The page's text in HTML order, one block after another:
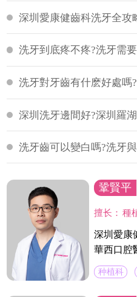
深圳愛康健齒科洗牙全攻
洗牙到底疼不疼?洗牙需
洗牙對牙齒有什麽好處嗎
深圳洗牙邊間好?深圳羅
洗牙齒可以變白嗎?洗牙
鞏賢平
擅长： 種植修復，微創美學修復
深圳愛康
華西口腔
种植科